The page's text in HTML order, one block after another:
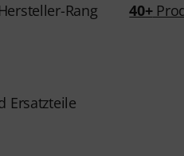
Rang 40+
Ersatzteile